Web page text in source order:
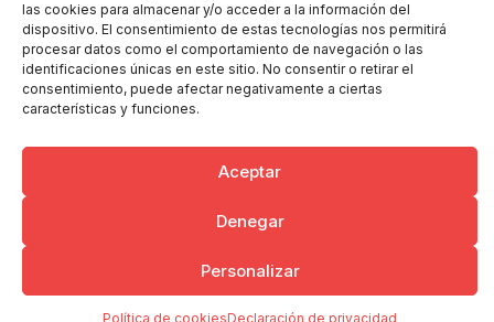
las cookies para almacenar y/o acceder a la información del
dispositivo. El consentimiento de estas tecnologías nos permitirá
procesar datos como el comportamiento de navegación o las
identificaciones únicas en este sitio. No consentir o retirar el
consentimiento, puede afectar negativamente a ciertas
características y funciones.
Aceptar
Denegar
Personalizar
Política de cookiesDeclaración de privacidad
Copyright © 2026 Ayuntamiento de Argamasilla de Calatrava
Politica de Privacidad y Aviso Legal
Registro de la actividad